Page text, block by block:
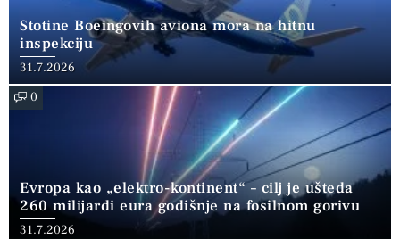
Stotine Boeingovih aviona mora na hitnu
inspekciju
31.7.2026
0
Evropa kao „elektro-kontinent“ – cilj je ušteda
260 milijardi eura godišnje na fosilnom gorivu
31.7.2026